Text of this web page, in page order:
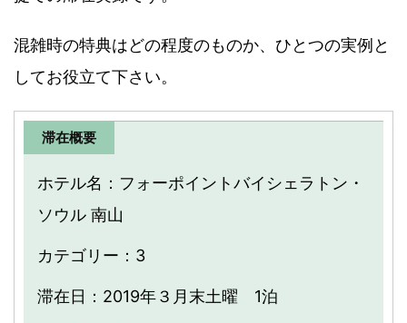
混雑時の特典はどの程度のものか、ひとつの実例と
してお役立て下さい。
滞在概要
ホテル名：フォーポイントバイシェラトン・
ソウル 南山
カテゴリー：3
滞在日：2019年３月末土曜 1泊